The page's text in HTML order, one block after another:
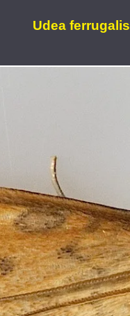
Udea ferrugalis